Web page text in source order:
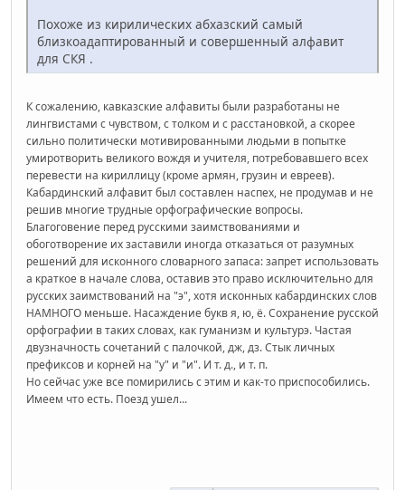
Похоже из кирилических абхазский самый
близкоадаптированный и совершенный алфавит
для СКЯ .
К сожалению, кавказские алфавиты были разработаны не
лингвистами с чувством, с толком и с расстановкой, а скорее
сильно политически мотивированными людьми в попытке
умиротворить великого вождя и учителя, потребовавшего всех
перевести на кириллицу (кроме армян, грузин и евреев).
Кабардинский алфавит был составлен наспех, не продумав и не
решив многие трудные орфографические вопросы.
Благоговение перед русскими заимствованиями и
обоготворение их заставили иногда отказаться от разумных
решений для исконного словарного запаса: запрет использовать
а краткое в начале слова, оставив это право исключительно для
русских заимствований на "э", хотя исконных кабардинских слов
НАМНОГО меньше. Насаждение букв я, ю, ё. Сохранение русской
орфографии в таких словах, как гуманизм и культурэ. Частая
двузначность сочетаний с палочкой, дж, дз. Стык личных
префиксов и корней на "у" и "и". И т. д., и т. п.
Но сейчас уже все помирились с этим и как-то приспособились.
Имеем что есть. Поезд ушел...